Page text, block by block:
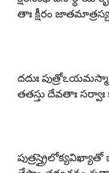
తాః క్షీరం
దదుః
తతస్తు దేవతాః సర్వాః